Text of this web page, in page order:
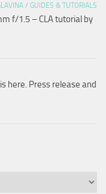
/ GUIDES & TUTORIALS
f/1.5 – CLA tutorial by
here. Press release and